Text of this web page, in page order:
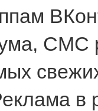
СМС
в